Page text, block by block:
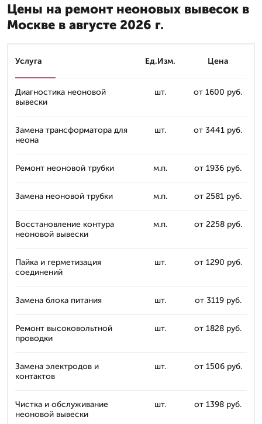
Цены на ремонт неоновых вывесок в
Москве в августе 2026 г.
Услуга Ед.Изм. Цена
Диагностика неоновой
вывески
шт. от 1600 руб.
Замена трансформатора для
неона
шт. от 3441 руб.
Ремонт неоновой трубки м.п. от 1936 руб.
Замена неоновой трубки м.п. от 2581 руб.
Восстановление контура
неоновой вывески
м.п. от 2258 руб.
Пайка и герметизация
соединений
шт. от 1290 руб.
Замена блока питания шт. от 3119 руб.
Ремонт высоковольтной
проводки
шт. от 1828 руб.
Замена электродов и
контактов
шт. от 1506 руб.
Чистка и обслуживание
неоновой вывески
шт. от 1398 руб.